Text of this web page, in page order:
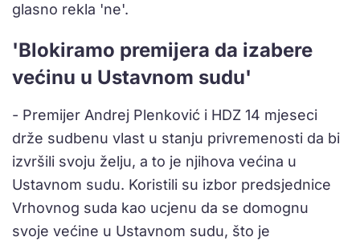
glasno rekla 'ne'.
'Blokiramo premijera da izabere
većinu u Ustavnom sudu'
- Premijer Andrej Plenković i HDZ 14 mjeseci
drže sudbenu vlast u stanju privremenosti da bi
izvršili svoju želju, a to je njihova većina u
Ustavnom sudu. Koristili su izbor predsjednice
Vrhovnog suda kao ucjenu da se domognu
svoje većine u Ustavnom sudu, što je